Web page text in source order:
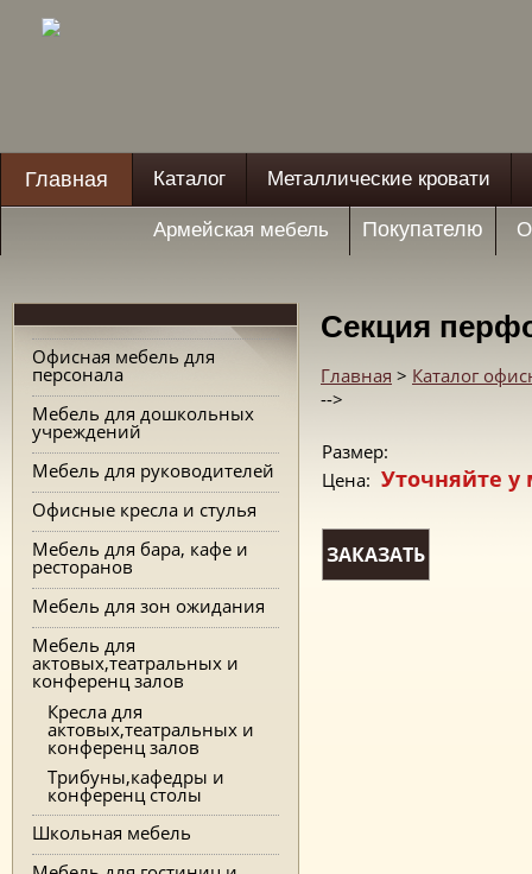
Главная Каталог Металлические кровати
Армейская мебель Покупателю
Офисная мебель для
персонала
Мебель для дошкольных
учреждений
Мебель для руководителей
Офисные кресла и стулья
Мебель для бара, кафе и
ресторанов
Мебель для зон ожидания
Мебель для
актовых,театральных и
конференц залов
Кресла для
актовых,театральных и
конференц залов
Трибуны,кафедры и
конференц столы
Школьная мебель
Секция
Главная > Каталог
-->
Размер:
Цена: Уточняйте
ЗАКАЗАТЬ